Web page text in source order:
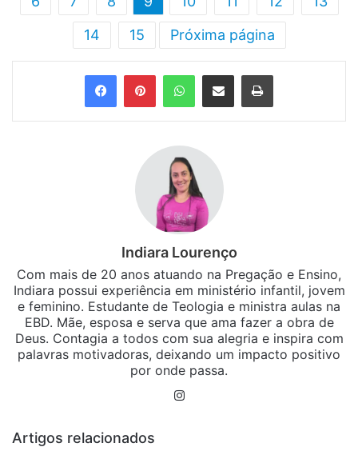
14
15 Próxima página
FacebookPinterestWhatsApp
Compartilhar via e-mail Imprimir
Indiara Lourenço
Com mais de 20 anos atuando na Pregação e Ensino,
Indiara possui experiência em ministério infantil, jovem
e feminino. Estudante de Teologia e ministra aulas na
EBD. Mãe, esposa e serva que ama fazer a obra de
Deus. Contagia a todos com sua alegria e inspira com
palavras motivadoras, deixando um impacto positivo
por onde passa.
Artigos relacionados